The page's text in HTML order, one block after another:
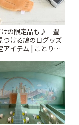
の限定品も♪「豊
つける鳩の日グッズ
アイテム | ことりっ